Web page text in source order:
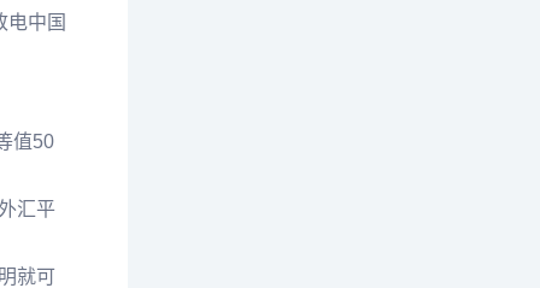
电中国
值50
汇平
就可